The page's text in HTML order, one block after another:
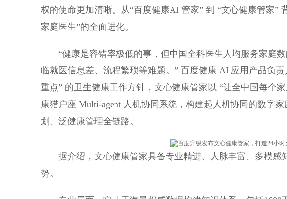
权的使命更加清晰。从“百度健康AI 管家” 到 “文心健康管家”
家庭医生”的全面进化。
“健康是容错率极低的事，但中国全科医生人均服务家庭
临就医信息差、流程繁琐等难题。” 百度健康 AI 应用产品负
重点” 的卫生健康工作方针，文心健康管家以 “让全中国每个
康猎户座 Multi-agent 人机协同系统，构建起人机协同的数字
划、泛健康管理全链路。
据介绍，文心健康管家具备专业精进、人脉丰富、多模
势。